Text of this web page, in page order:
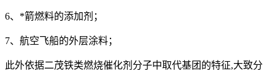
6、*箭燃料的添加剂；
7、航空飞船的外层涂料；
此外依据二茂铁类燃烧催化剂分子中取代基团的特征,大致分